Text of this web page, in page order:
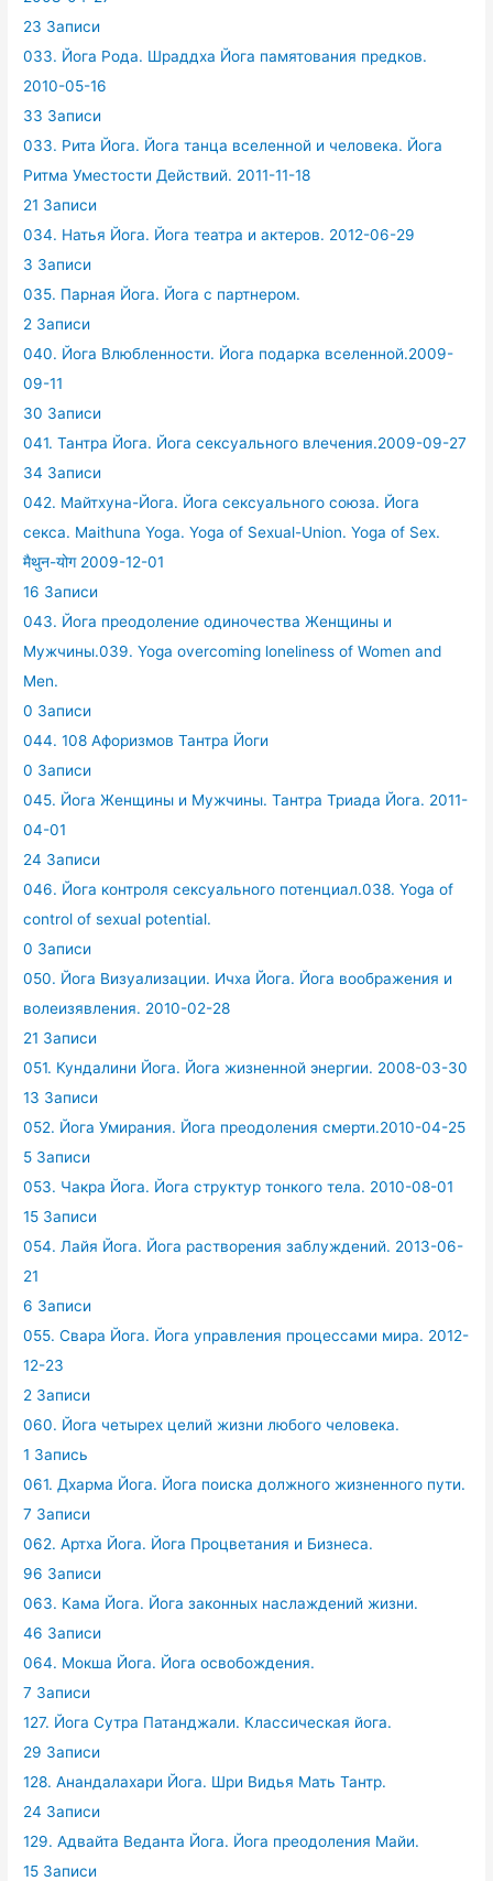
23 Записи
033. Йога Рода. Шраддха Йога памятования предков.
2010-05-16
33 Записи
033. Рита Йога. Йога танца вселенной и человека. Йога
Ритма Уместости Действий. 2011-11-18
21 Записи
034. Натья Йога. Йога театра и актеров. 2012-06-29
3 Записи
035. Парная Йога. Йога с партнером.
2 Записи
040. Йога Влюбленности. Йога подарка вселенной.2009-
09-11
30 Записи
041. Тантра Йога. Йога сексуального влечения.2009-09-27
34 Записи
042. Майтхуна-Йога. Йога сексуального союза. Йога
секса. Maithuna Yoga. Yoga of Sexual-Union. Yoga of Sex.
मैथुन-योग 2009-12-01
16 Записи
043. Йога преодоление одиночества Женщины и
Мужчины.039. Yoga overcoming loneliness of Women and
Men.
0 Записи
044. 108 Афоризмов Тантра Йоги
0 Записи
045. Йога Женщины и Мужчины. Тантра Триада Йога. 2011-
04-01
24 Записи
046. Йога контроля сексуального потенциал.038. Yoga of
control of sexual potential.
0 Записи
050. Йога Визуализации. Ичха Йога. Йога воображения и
волеизявления. 2010-02-28
21 Записи
051. Кундалини Йога. Йога жизненной энергии. 2008-03-30
13 Записи
052. Йога Умирания. Йога преодоления смерти.2010-04-25
5 Записи
053. Чакра Йога. Йога структур тонкого тела. 2010-08-01
15 Записи
054. Лайя Йога. Йога растворения заблуждений. 2013-06-
21
6 Записи
055. Свара Йога. Йога управления процессами мира. 2012-
12-23
2 Записи
060. Йога четырех целий жизни любого человека.
1 Запись
061. Дхарма Йога. Йога поиска должного жизненного пути.
7 Записи
062. Артха Йога. Йога Процветания и Бизнеса.
96 Записи
063. Кама Йога. Йога законных наслаждений жизни.
46 Записи
064. Мокша Йога. Йога освобождения.
7 Записи
127. Йога Сутра Патанджали. Классическая йога.
29 Записи
128. Анандалахари Йога. Шри Видья Мать Тантр.
24 Записи
129. Адвайта Веданта Йога. Йога преодоления Майи.
15 Записи